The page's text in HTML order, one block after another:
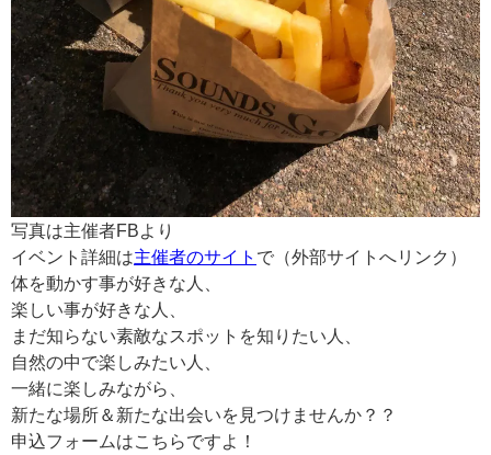
写真は主催者FBより
イベント詳細は主催者のサイト で（外部サイトへリンク）
体を動かす事が好きな人、
楽しい事が好きな人、
まだ知らない素敵なスポットを知りたい人、
自然の中で楽しみたい人、
一緒に楽しみながら、
新たな場所＆新たな出会いを見つけませんか？？
申込フォームはこちらですよ！